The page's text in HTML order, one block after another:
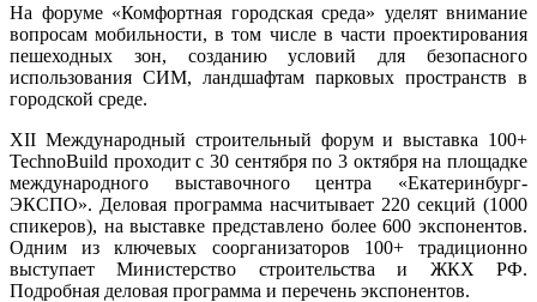
На форуме «Комфортная городская среда» уделят внимание
вопросам мобильности, в том числе в части проектирования
пешеходных зон, созданию условий для безопасного
использования СИМ, ландшафтам парковых пространств в
городской среде.
XII Международный строительный форум и выставка 100+
TechnoBuild проходит с 30 сентября по 3 октября на площадке
международного выставочного центра «Екатеринбург-
ЭКСПО». Деловая программа насчитывает 220 секций (1000
спикеров), на выставке представлено более 600 экспонентов.
Одним из ключевых соорганизаторов 100+ традиционно
выступает Министерство строительства и ЖКХ РФ.
Подробная деловая программа и перечень экспонентов.